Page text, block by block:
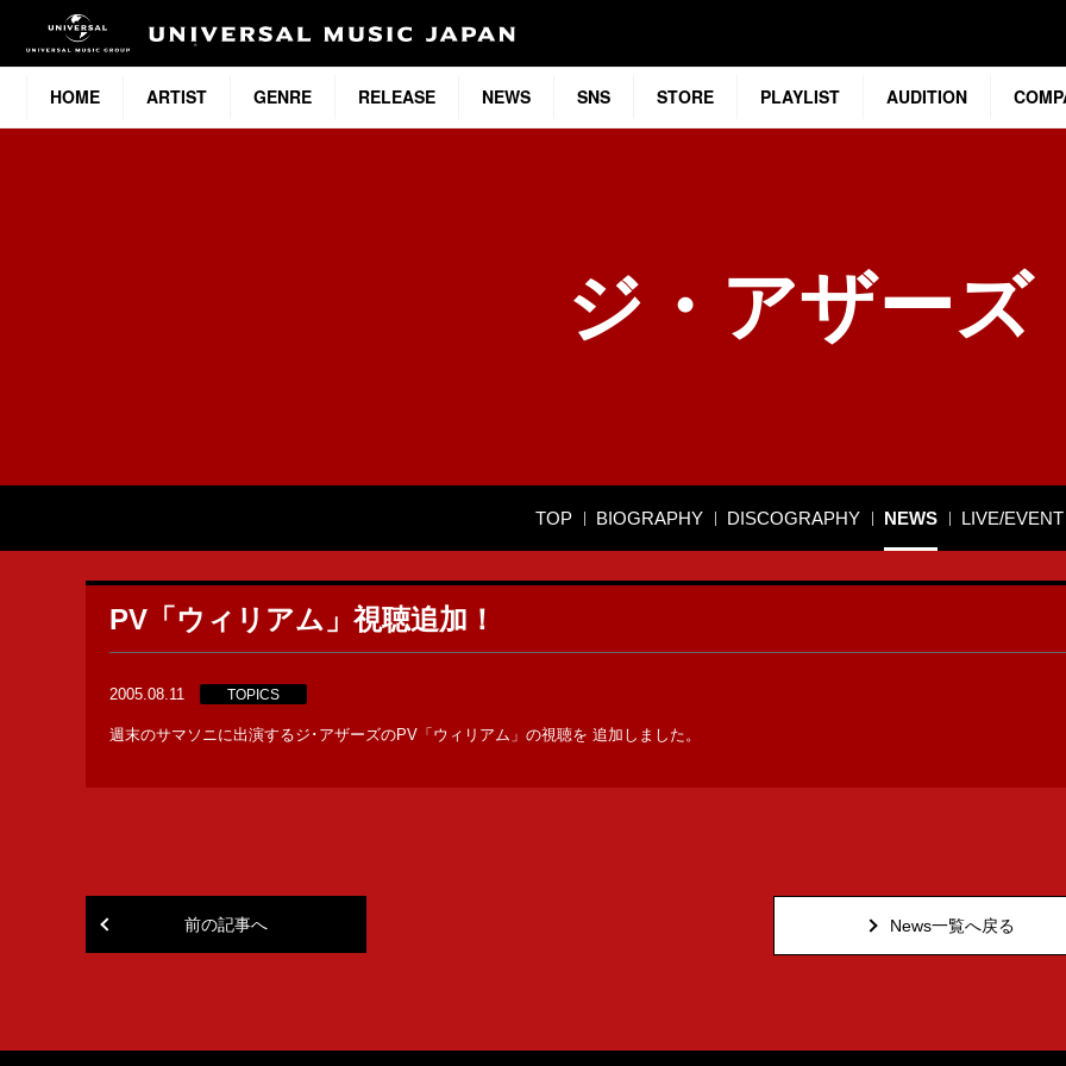
HOME ARTIST GENRE RELEASE NEWS SNS STORE PLAYLIST AUDITION
ジ・アザーズ
TOP BIOGRAPHY DISCOGRAPHY NEWS LIVE/EVENT
PV「ウィリアム」視聴追加！
2005.08.11 TOPICS
週末のサマソニに出演するジ･アザーズのPV「ウィリアム」の視聴を 追加しました。
前の記事へ News一覧へ戻る